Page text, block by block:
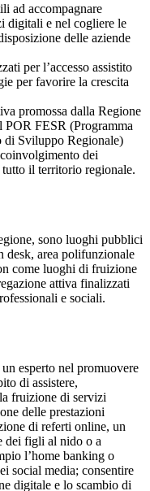
ad accompagnare
digitali e nel cogliere le
delle aziende
per l’accesso assistito
per favorire la crescita
promossa dalla Regione
FESR (Programma
di Sviluppo Regionale)
dei
il territorio regionale.
sono luoghi pubblici
desk, area polifunzionale
come luoghi di fruizione
attiva finalizzati
e sociali.
esperto nel promuovere
di assistere,
fruizione di servizi
delle prestazioni
di referti online, un
dei figli al nido o a
l’home banking o
social media; consentire
digitale e lo scambio di